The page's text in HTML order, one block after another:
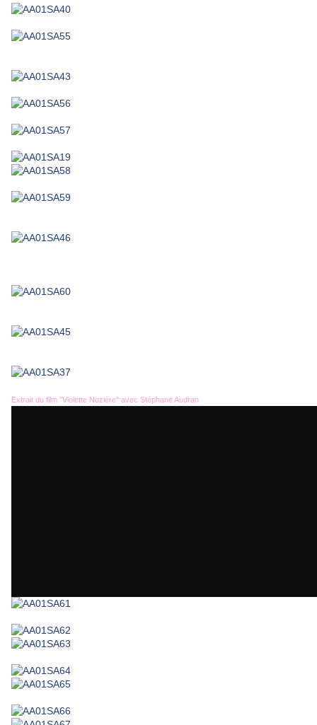
Extrait du film "Violette Nozière" avec Stéphane Audran